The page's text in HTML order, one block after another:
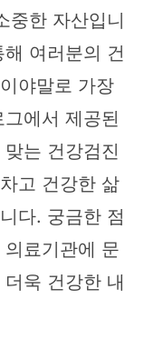
중한 자산입니
여러분의 건
야말로 가장
에서 제공된
는 건강검진
고 건강한 삶
다. 궁금한 점
료기관에 문
욱 건강한 내